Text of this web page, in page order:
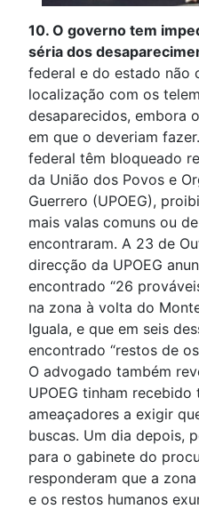
10. O governo tem
séria dos
federal e do estado não
localização com os
desaparecidos, embora
em que o deveriam
federal têm bloqueado
da União dos Povos e
Guerrero (UPOEG),
mais valas comuns ou
encontraram. A 23 de
direcção da UPOEG
encontrado “26
na zona à volta do
Iguala, e que em seis
encontrado “restos de
O advogado também
UPOEG tinham recebido
ameaçadores a exigir
buscas. Um dia depois,
para o gabinete do
responderam que a
e os restos humanos